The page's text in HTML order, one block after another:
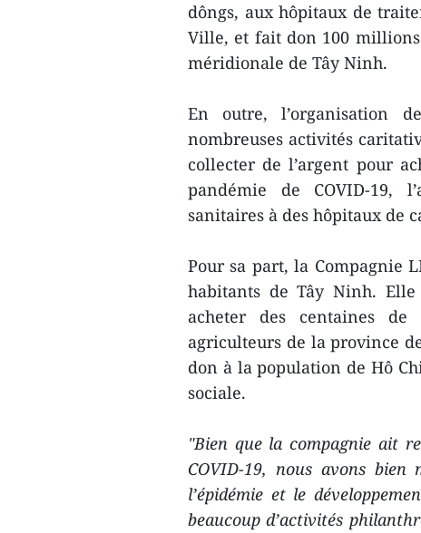
dôngs, aux hôpitaux de
Ville, et fait don 100
méridionale de Tây Ninh.
En outre, l’organisation
nombreuses activités
collecter de l’argent pour
pandémie de COVID-19,
sanitaires à des hôpitaux de
Pour sa part, la Compagnie
habitants de Tây Ninh.
acheter des centaines
agriculteurs de la province
don à la population de Hô
sociale.
"Bien que la compagnie ait
COVID-19, nous avons
l’épidémie et le
beaucoup d’activités